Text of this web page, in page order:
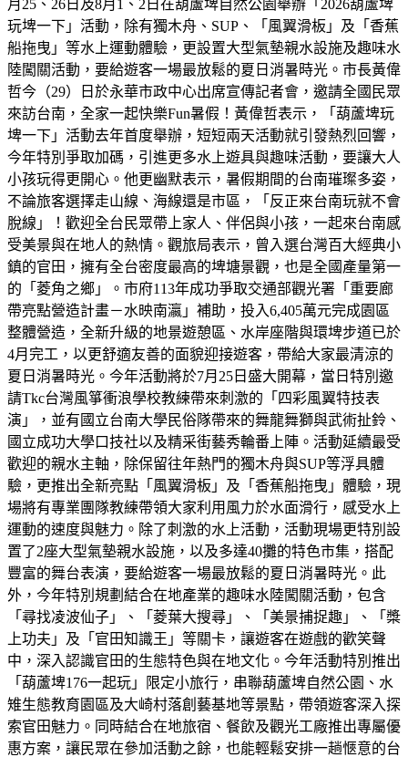
月25、26日及8月1、2日在葫蘆埤自然公園舉辦「2026葫蘆埤
玩埤一下」活動，除有獨木舟、SUP、「風翼滑板」及「香蕉
船拖曳」等水上運動體驗，更設置大型氣墊親水設施及趣味水
陸闖關活動，要給遊客一場最放鬆的夏日消暑時光。市長黃偉
哲今（29）日於永華市政中心出席宣傳記者會，邀請全國民眾
來訪台南，全家一起快樂Fun暑假！黃偉哲表示，「葫蘆埤玩
埤一下」活動去年首度舉辦，短短兩天活動就引發熱烈回響，
今年特別爭取加碼，引進更多水上遊具與趣味活動，要讓大人
小孩玩得更開心。他更幽默表示，暑假期間的台南璀璨多姿，
不論旅客選擇走山線、海線還是市區，「反正來台南玩就不會
脫線」！歡迎全台民眾帶上家人、伴侶與小孩，一起來台南感
受美景與在地人的熱情。觀旅局表示，曾入選台灣百大經典小
鎮的官田，擁有全台密度最高的埤塘景觀，也是全國產量第一
的「菱角之鄉」。市府113年成功爭取交通部觀光署「重要廊
帶亮點營造計畫－水映南瀛」補助，投入6,405萬元完成園區
整體營造，全新升級的地景遊憩區、水岸座階與環埤步道已於
4月完工，以更舒適友善的面貌迎接遊客，帶給大家最清涼的
夏日消暑時光。今年活動將於7月25日盛大開幕，當日特別邀
請Tkc台灣風箏衝浪學校教練帶來刺激的「四彩風翼特技表
演」，並有國立台南大學民俗隊帶來的舞龍舞獅與武術扯鈴、
國立成功大學口技社以及精采街藝秀輪番上陣。活動延續最受
歡迎的親水主軸，除保留往年熱門的獨木舟與SUP等浮具體
驗，更推出全新亮點「風翼滑板」及「香蕉船拖曳」體驗，現
場將有專業團隊教練帶領大家利用風力於水面滑行，感受水上
運動的速度與魅力。除了刺激的水上活動，活動現場更特別設
置了2座大型氣墊親水設施，以及多達40攤的特色市集，搭配
豐富的舞台表演，要給遊客一場最放鬆的夏日消暑時光。此
外，今年特別規劃結合在地產業的趣味水陸闖關活動，包含
「尋找凌波仙子」、「菱葉大搜尋」、「美景捕捉趣」、「槳
上功夫」及「官田知識王」等關卡，讓遊客在遊戲的歡笑聲
中，深入認識官田的生態特色與在地文化。今年活動特別推出
「葫蘆埤176一起玩」限定小旅行，串聯葫蘆埤自然公園、水
雉生態教育園區及大崎村落創藝基地等景點，帶領遊客深入探
索官田魅力。同時結合在地旅宿、餐飲及觀光工廠推出專屬優
惠方案，讓民眾在參加活動之餘，也能輕鬆安排一趟愜意的台